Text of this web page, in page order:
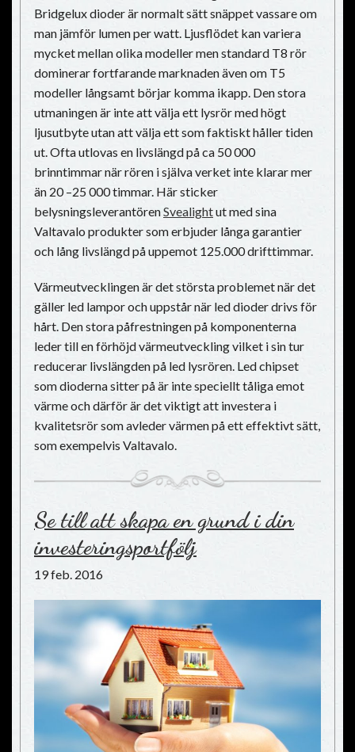
Bridgelux dioder är normalt sätt snäppet vassare om
man jämför lumen per watt. Ljusflödet kan variera
mycket mellan olika modeller men standard T8 rör
dominerar fortfarande marknaden även om T5
modeller långsamt börjar komma ikapp. Den stora
utmaningen är inte att välja ett lysrör med högt
ljusutbyte utan att välja ett som faktiskt håller tiden
ut. Ofta utlovas en livslängd på ca 50 000
brinntimmar när rören i själva verket inte klarar mer
än 20 –25 000 timmar. Här sticker
belysningsleverantörenSvealightut med sina
Valtavalo produkter som erbjuder långa garantier
och lång livslängd på uppemot 125.000 drifttimmar.
Värmeutvecklingen är det största problemet när det
gäller led lampor och uppstår när led dioder drivs för
hårt. Den stora påfrestningen på komponenterna
leder till en förhöjd värmeutveckling vilket i sin tur
reducerar livslängden på led lysrören. Led chipset
som dioderna sitter på är inte speciellt tåliga emot
värme och därför är det viktigt att investera i
kvalitetsrör som avleder värmen på ett effektivt sätt,
som exempelvis Valtavalo.
Se till att skapa en grund i din
investeringsportfölj
19 feb. 2016